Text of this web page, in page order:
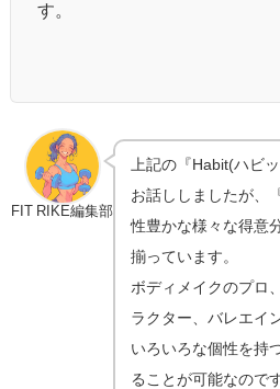
す。
FIT RIKE編集部
上記の『Habit(ハビ
お話ししましたが、
性豊かな様々な得意
揃っています。
ボディメイクのプロ
ラクター、バレエイ
いろいろな個性を持
ることが可能なので